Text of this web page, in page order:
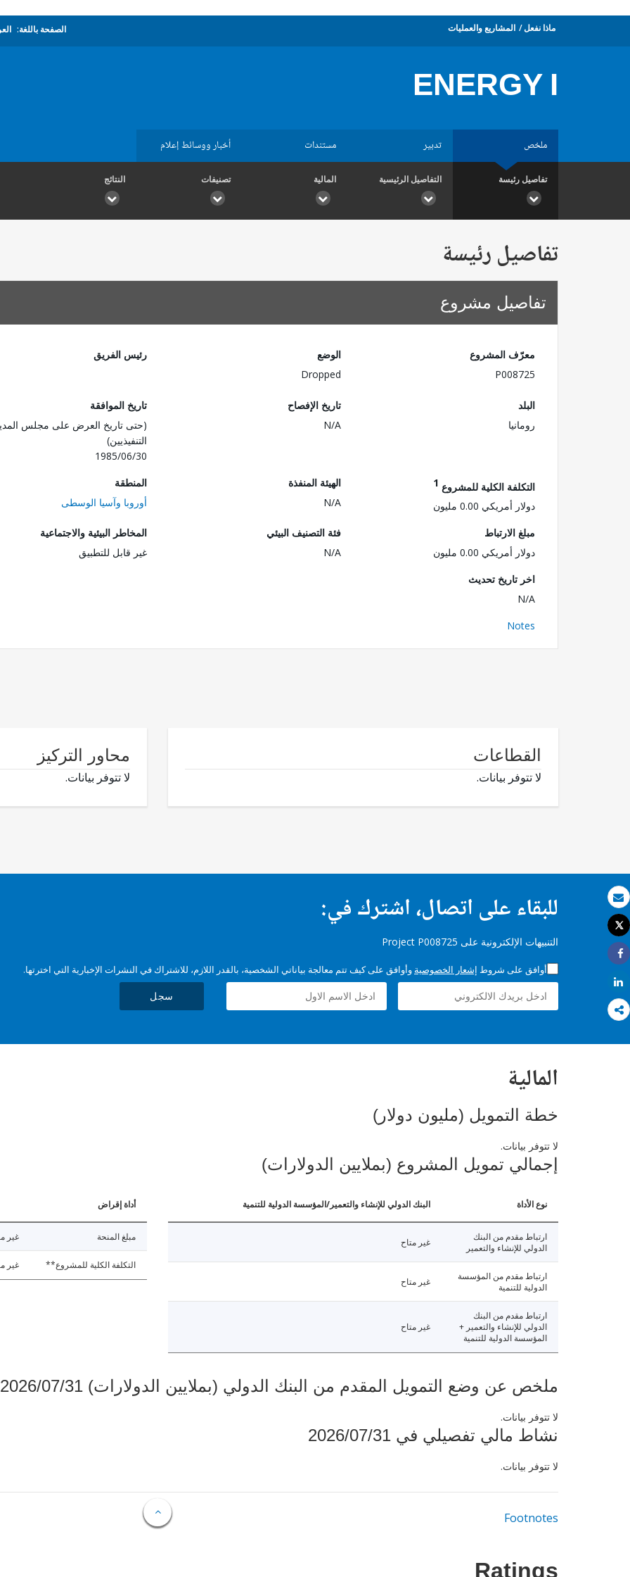
بريد الكتروني
طباعة
Tweet
Share
Share
ماذا نفعل المشاريع والعمليات الصفحة باللغة:
ENERGY I
ملخص تدبير مستندات أخبار ووسائط إعلام
تفاصيل رئيسة التفاصيل الرئيسية المالية تصنيفات النتائج
تفاصيل رئيسة
تفاصيل مشروع
معرّف المشروع
P008725
الوضع
Dropped
رئيس الفريق
البلد
رومانيا
تاريخ الإفصاح
N/A
تاريخ الموافقة
(حتى تاريخ العرض على مجلس
التنفيذيين)
1985/06/30
التكلفة الكلية للمشروع 1
دولار أمريكي 0.00 مليون
الهيئة المنفذة
N/A
المنطقة
أوروبا وآسيا الوسطى
مبلغ الارتباط
دولار أمريكي 0.00 مليون
فئة التصنيف البيئي
N/A
المخاطر البيئية والاجتماعية
غير قابل للتطبيق
اخر تاريخ تحديث
N/A
Notes
القطاعات
لا تتوفر بيانات.
محاور التركيز
لا تتوفر بيانات.
للبقاء على اتصال، اشترك في:
التنبيهات الإلكترونية على Project P008725
أوافق على شروط إشعار الخصوصية وأوافق على كيف تتم معالجة بياناتي الشخصية، بالقدر اللازم، للاشتراك في النشرات الإخبارية التي اخترتها.
سجل
المالية
خطة التمويل (مليون دولار)
لا تتوفر بيانات.
إجمالي تمويل المشروع (بملايين الدولارات)
نوع الأداة البنك الدولي للإنشاء والتعمير/المؤسسة الدولية للتنمية
ارتباط مقدم من البنك
الدولي للإنشاء والتعمير
غير متاح
ارتباط مقدم من المؤسسة
الدولية للتنمية
غير متاح
ارتباط مقدم من البنك
الدولي للإنشاء والتعمير +
المؤسسة الدولية للتنمية
غير متاح
أداة إقراض
مبلغ المنحة غير
التكلفة الكلية للمشروع** غير
ملخص عن وضع التمويل المقدم من البنك الدولي (بملايين الدولارات) 2026/07/31
لا تتوفر بيانات.
نشاط مالي تفصيلي في 2026/07/31
لا تتوفر بيانات.
Footnotes